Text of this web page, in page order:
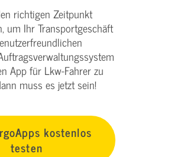
richtigen Zeitpunkt
um Ihr Transportgeschäft
App für Lkw-Fahrer zu
muss es jetzt sein!
kostenlos
testen